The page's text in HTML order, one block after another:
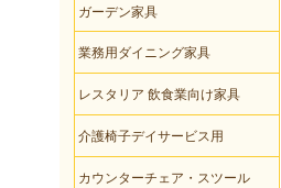
ガーデン家具
業務用ダイニング家具
レスタリア 飲食業向け家具
介護椅子デイサービス用
カウンターチェア・スツール